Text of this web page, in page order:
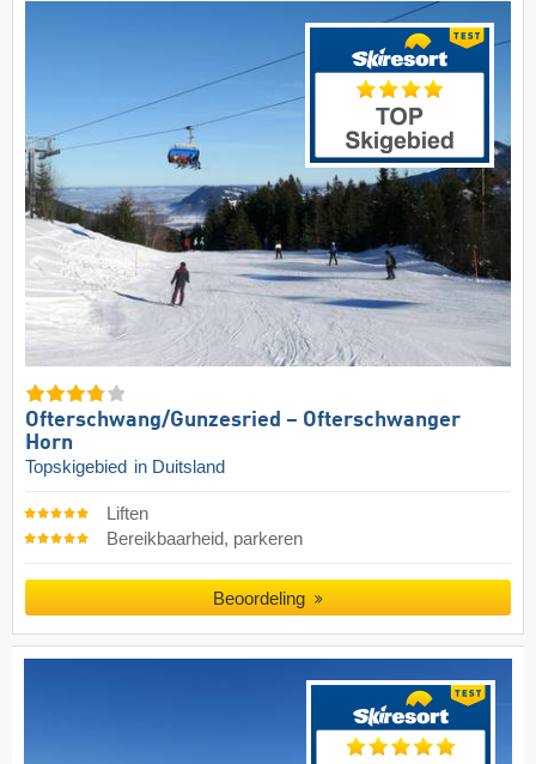
Ofterschwang/​Gunzesried – Ofterschwanger
Horn
Topskigebied in Duitsland
Liften
Bereikbaarheid, parkeren
Beoordeling